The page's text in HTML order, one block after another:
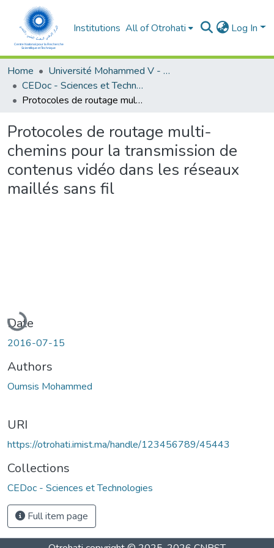
Institutions All of Otrohati Log In
Home
Université Mohammed V - Rabat
CEDoc - Sciences et Technologies
Protocoles de routage multi-chemins pour la transmission de contenus vidéo dans les réseaux maillés sans fil
Protocoles de routage multi-
chemins pour la transmission de
contenus vidéo dans les réseaux
maillés sans fil
Loading...
Date
2016-07-15
Authors
Oumsis Mohammed
URI
https://otrohati.imist.ma/handle/123456789/45443
Collections
CEDoc - Sciences et Technologies
Full item page